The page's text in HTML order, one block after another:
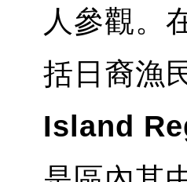
人參觀。
括日裔漁
Island